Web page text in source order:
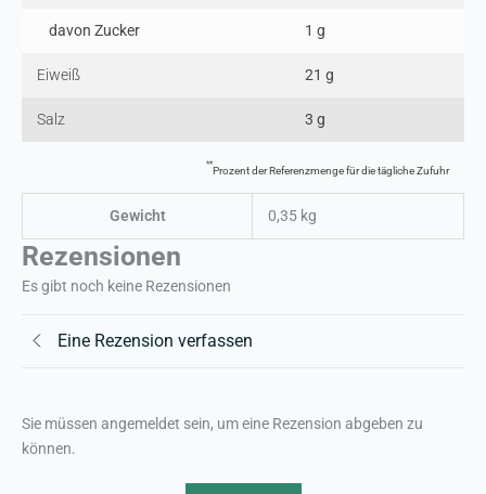
davon Zucker 1 g
Eiweiß 21 g
Salz 3 g
**
Prozent der Referenzmenge für die tägliche Zufuhr
Gewicht 0,35 kg
Rezensionen
Es gibt noch keine Rezensionen
Eine Rezension verfassen
Sie müssen angemeldet sein, um eine Rezension abgeben zu
können.